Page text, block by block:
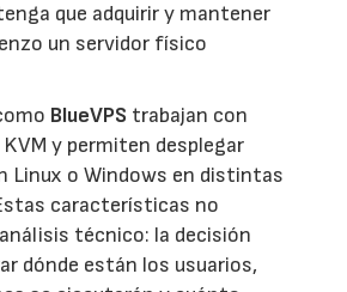
que adquirir y mantener
un servidor físico
BlueVPS trabajan con
y permiten desplegar
Linux o Windows en distintas
características no
técnico: la decisión
dónde están los usuarios,